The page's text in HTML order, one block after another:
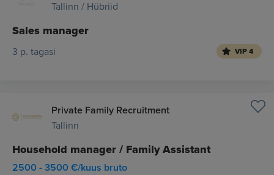
Tallinn / Hübriid
Sales manager
3 p. tagasi VIP 4
Private Family Recruitment
Tallinn
Household manager / Family Assistant
2500 - 3500 €/kuus bruto